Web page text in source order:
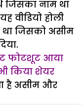
नाम था
वीडियो होली
था जिसको असीम
फोटशूट आया
किया शेयर
है असीम और